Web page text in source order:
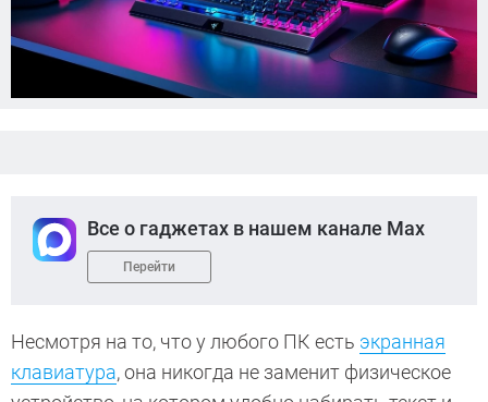
Все о гаджетах в нашем канале Max
Перейти
Несмотря на то, что у любого ПК есть экранная
клавиатура, она никогда не заменит физическое